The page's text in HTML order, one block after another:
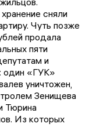
сняли
Чуть позже
продала
пяти
и
один «ГУК»
уничтожен,
Зенищева
Тюрина
Из которых